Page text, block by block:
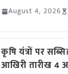
August 4, 2026
कृषि यंत्रों पर
आखिरी तारीख 4